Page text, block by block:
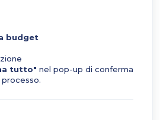
budget
tutto" nel pop-up di conferma